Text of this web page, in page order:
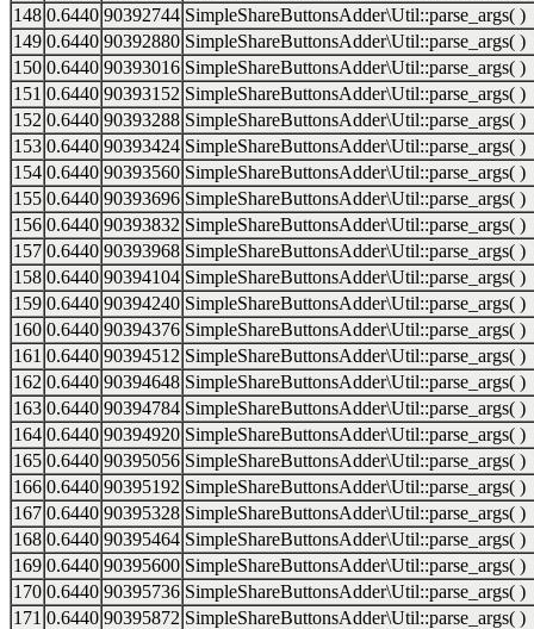
148 0.6440 90392744 SimpleShareButtonsAdder\Util::parse_args( )
149 0.6440 90392880 SimpleShareButtonsAdder\Util::parse_args( )
150 0.6440 90393016 SimpleShareButtonsAdder\Util::parse_args( )
151 0.6440 90393152 SimpleShareButtonsAdder\Util::parse_args( )
152 0.6440 90393288 SimpleShareButtonsAdder\Util::parse_args( )
153 0.6440 90393424 SimpleShareButtonsAdder\Util::parse_args( )
154 0.6440 90393560 SimpleShareButtonsAdder\Util::parse_args( )
155 0.6440 90393696 SimpleShareButtonsAdder\Util::parse_args( )
156 0.6440 90393832 SimpleShareButtonsAdder\Util::parse_args( )
157 0.6440 90393968 SimpleShareButtonsAdder\Util::parse_args( )
158 0.6440 90394104 SimpleShareButtonsAdder\Util::parse_args( )
159 0.6440 90394240 SimpleShareButtonsAdder\Util::parse_args( )
160 0.6440 90394376 SimpleShareButtonsAdder\Util::parse_args( )
161 0.6440 90394512 SimpleShareButtonsAdder\Util::parse_args( )
162 0.6440 90394648 SimpleShareButtonsAdder\Util::parse_args( )
163 0.6440 90394784 SimpleShareButtonsAdder\Util::parse_args( )
164 0.6440 90394920 SimpleShareButtonsAdder\Util::parse_args( )
165 0.6440 90395056 SimpleShareButtonsAdder\Util::parse_args( )
166 0.6440 90395192 SimpleShareButtonsAdder\Util::parse_args( )
167 0.6440 90395328 SimpleShareButtonsAdder\Util::parse_args( )
168 0.6440 90395464 SimpleShareButtonsAdder\Util::parse_args( )
169 0.6440 90395600 SimpleShareButtonsAdder\Util::parse_args( )
170 0.6440 90395736 SimpleShareButtonsAdder\Util::parse_args( )
171 0.6440 90395872 SimpleShareButtonsAdder\Util::parse_args( )